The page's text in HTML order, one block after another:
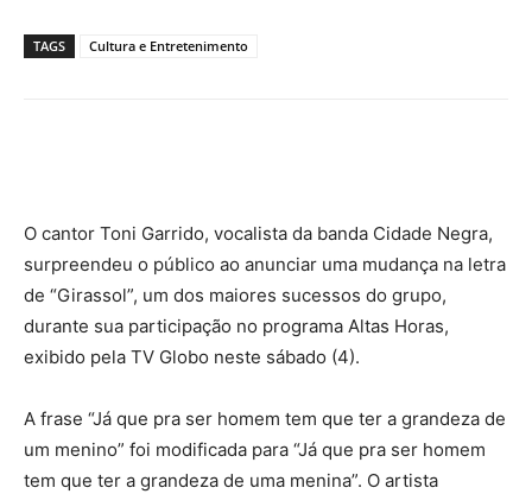
TAGS Cultura e Entretenimento
O cantor Toni Garrido, vocalista da banda Cidade Negra,
surpreendeu o público ao anunciar uma mudança na letra
de “Girassol”, um dos maiores sucessos do grupo,
durante sua participação no programa Altas Horas,
exibido pela TV Globo neste sábado (4).
A frase “Já que pra ser homem tem que ter a grandeza de
um menino” foi modificada para “Já que pra ser homem
tem que ter a grandeza de uma menina”. O artista